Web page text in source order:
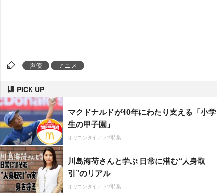
声優 アニメ
PICK UP
マクドナルドが40年にわたり支える「小学
生の甲子園」
オリコンタイアップ特集
川島海荷さんと学ぶ 日常に潜む“人身取
引”のリアル
オリコンタイアップ特集